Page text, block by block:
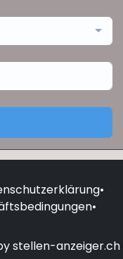
•
•
stellen-anzeiger.ch